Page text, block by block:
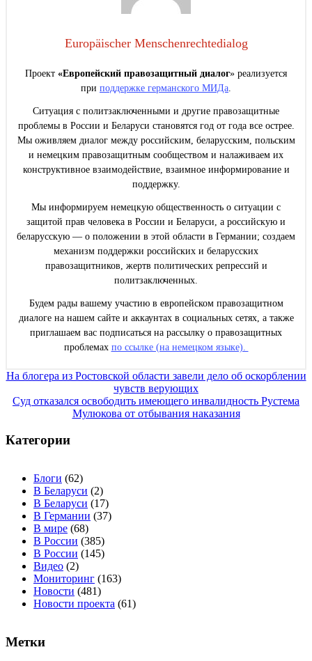
Europäischer Menschenrechtedialog
Проект «Европейский правозащитный диалог» реализуется
при поддержке германского МИДа
Ситуация с политзаключенными и другие правозащитные
проблемы в России и Беларуси становятся год от года все острее.
Мы оживляем диалог между российским, беларусским, польским
и немецким правозащитным сообществом и налаживаем их
конструктивное взаимодействие, взаимное информирование и
поддержку.
Мы информируем немецкую общественность о ситуации с
защитой прав человека в России и Беларуси, а российскую и
беларусскую — о положении в этой области в Германии; создаем
механизм поддержки российских и беларусских
правозащитников, жертв политических репрессий и
политзаключенных.
Будем рады вашему участию в европейском правозащитном
диалоге на нашем сайте и аккаунтах в социальных сетях, а также
приглашаем вас подписаться на рассылку о правозащитных
проблемах по ссылке (на немецком языке).
Навигация
по
На блогера из Ростовской области завели дело об оскорблении
чувств верующих
Суд отказался освободить имеющего инвалидность Рустема
Мулюкова от отбывания наказания
Категории
Блоги (62)
В Беларуси (2)
В Беларуси (17)
В Германии (37)
В мире (68)
В России (385)
В России (145)
Видео (2)
Мониторинг (163)
Новости (481)
Новости проекта (61)
Метки